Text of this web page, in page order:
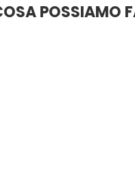
POSSIAMO